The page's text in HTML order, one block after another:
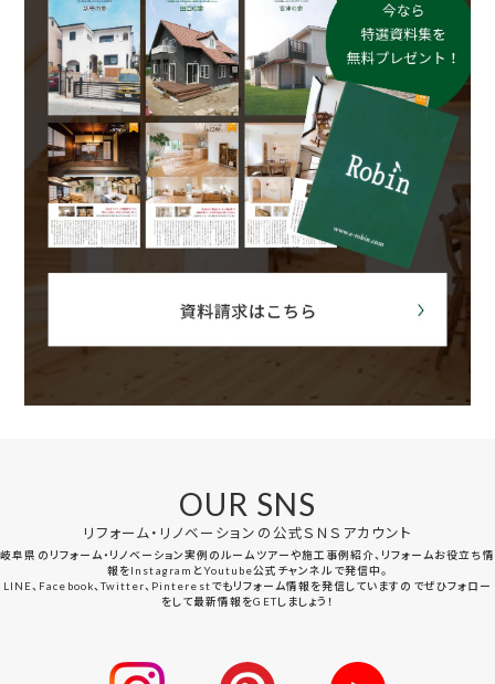
OUR SNS
リフォーム・リノベーションの公式ＳＮＳアカウント
岐阜県のリフォーム・リノベーション実例のルームツアーや施工事例紹介、リフォームお役立ち情
報をInstagramとYoutube公式チャンネルで発信中。
LINE、Facebook、Twitter、Pinterestでもリフォーム情報を発信していますのでぜひフォロー
をして最新情報をGETしましょう！